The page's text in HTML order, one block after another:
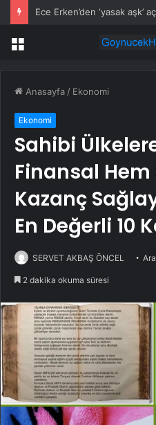
Menü
Anasayfa / Ekonomi
Ekonomi
Sahibi
Finansal
Kazanç
En Değerli 10
SERVET AKBAŞ ÖNCEL
2 dakika okuma süresi